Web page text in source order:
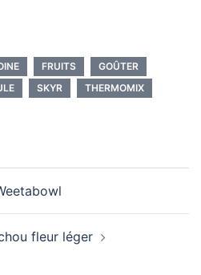
FRUITS
GOÛTER
SKYR
THERMOMIX
fleur léger